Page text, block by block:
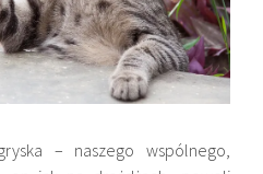
– naszego wspólnego,